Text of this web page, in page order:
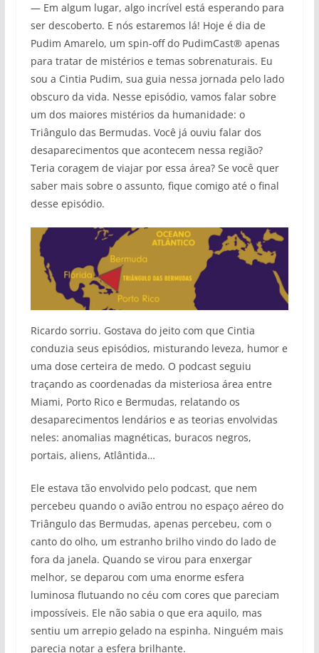
— Em algum lugar, algo incrível está esperando para
ser descoberto. E nós estaremos lá! Hoje é dia de
Pudim Amarelo, um spin-off do PudimCast® apenas
para tratar de mistérios e temas sobrenaturais. Eu
sou a Cintia Pudim, sua guia nessa jornada pelo lado
obscuro da vida. Nesse episódio, vamos falar sobre
um dos maiores mistérios da humanidade: o
Triângulo das Bermudas. Você já ouviu falar dos
desaparecimentos que acontecem nessa região?
Teria coragem de viajar por essa área? Se você quer
saber mais sobre o assunto, fique comigo até o final
desse episódio.
Ricardo sorriu. Gostava do jeito com que Cintia
conduzia seus episódios, misturando leveza, humor e
uma dose certeira de medo. O podcast seguiu
traçando as coordenadas da misteriosa área entre
Miami, Porto Rico e Bermudas, relatando os
desaparecimentos lendários e as teorias envolvidas
neles: anomalias magnéticas, buracos negros,
portais, aliens, Atlântida…
Ele estava tão envolvido pelo podcast, que nem
percebeu quando o avião entrou no espaço aéreo do
Triângulo das Bermudas, apenas percebeu, com o
canto do olho, um estranho brilho vindo do lado de
fora da janela. Quando se virou para enxergar
melhor, se deparou com uma enorme esfera
luminosa flutuando no céu com cores que pareciam
impossíveis. Ele não sabia o que era aquilo, mas
sentiu um arrepio gelado na espinha. Ninguém mais
parecia notar a esfera brilhante.